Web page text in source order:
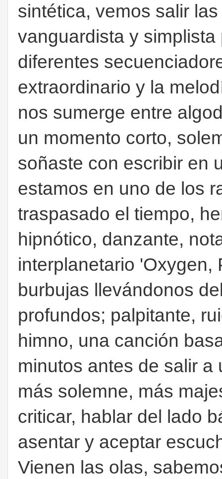
sintética, vemos salir
vanguardista y
diferentes
extraordinario y la
nos sumerge entre
un momento corto,
soñaste con escribir en
estamos en uno de los
traspasado el tiempo,
hipnótico, danzante,
interplanetario 'Oxygen,
burbujas llevándonos
profundos; palpitante,
himno, una canción
minutos antes de salir
más solemne, más
criticar, hablar del lado
asentar y aceptar
Vienen las olas,